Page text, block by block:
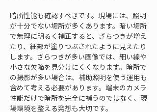
暗所性能も確認すべきです。現場には、照明
が十分でない場所が多くあります。暗い場所
で無理に明るく補正すると、ざらつきが増え
たり、細部が塗りつぶされたように見えたり
します。ざらつきが多い画像では、細い線や
小さな欠陥を見分けにくくなります。暗所で
の撮影が多い場合は、補助照明を使う運用も
含めて考える必要があります。端末のカメラ
性能だけで暗所を完全に補うのではなく、現
場環境を整える発想も大切です。